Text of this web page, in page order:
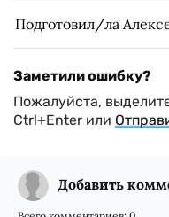
Подготовил/ла
Заметили ошибку?
Пожалуйста,
Ctrl+Enter или
Добавить